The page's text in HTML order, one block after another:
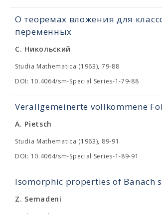
О теоремах вложения для
переменных
С. Никольский
Studia Mathematica (1963), 79-88
DOI: 10.4064/sm-Special Series-1-79-88
Verallgemeinerte vollkommene
A. Pietsch
Studia Mathematica (1963), 89-91
DOI: 10.4064/sm-Special Series-1-89-91
Isomorphic properties of Banach
Z. Semadeni